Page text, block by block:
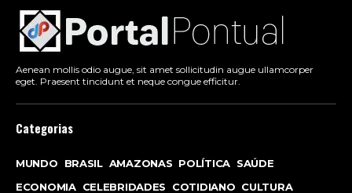
Aenean mollis odio augue, sit amet sollicitudin augue ullamcorper
eget. Praesent tincidunt et neque congue efficitur.
Categorias
MUNDO BRASIL AMAZONAS POLÍTICA SAÚDE
ECONOMIA CELEBRIDADES COTIDIANO CULTURA